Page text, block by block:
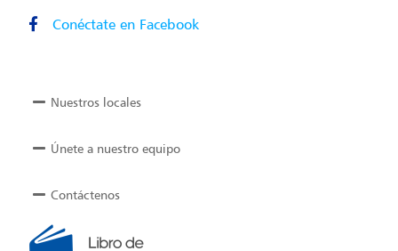
Conéctate en Facebook
Nuestros locales
Únete a nuestro equipo
Contáctenos